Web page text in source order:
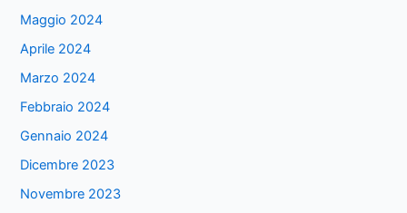
Maggio 2024
Aprile 2024
Marzo 2024
Febbraio 2024
Gennaio 2024
Dicembre 2023
Novembre 2023